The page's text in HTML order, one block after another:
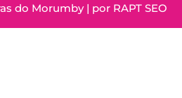
do Morumby | por RAPT SEO